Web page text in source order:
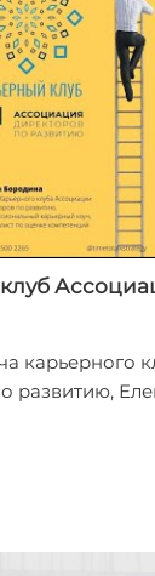
карьерного
развитию,